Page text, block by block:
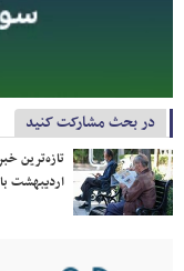
در بحث مشارکت کنید
تازه‌ترین
اردیبهشت